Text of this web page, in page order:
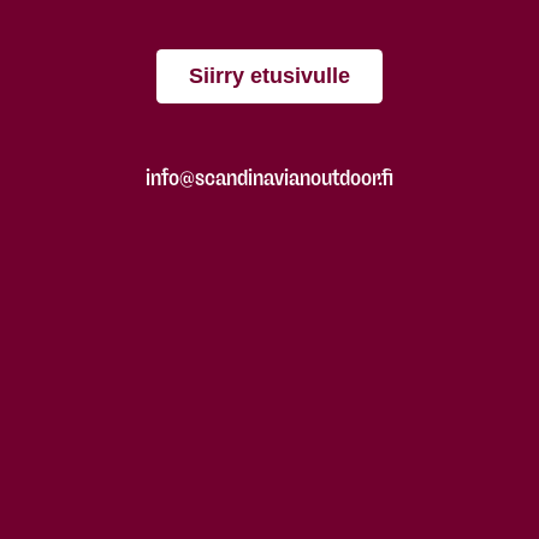
Siirry etusivulle
info@scandinavianoutdoor.fi